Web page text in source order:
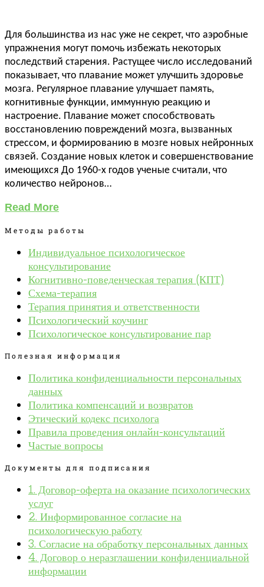
Для большинства из нас уже не секрет, что аэробные
упражнения могут помочь избежать некоторых
последствий старения. Растущее число исследований
показывает, что плавание может улучшить здоровье
мозга. Регулярное плавание улучшает память,
когнитивные функции, иммунную реакцию и
настроение. Плавание может способствовать
восстановлению повреждений мозга, вызванных
стрессом, и формированию в мозге новых нейронных
связей. Создание новых клеток и совершенствование
имеющихся До 1960-х годов ученые считали, что
количество нейронов…
Read More
Методы работы
Индивидуальное психологическое
консультирование
Когнитивно-поведенческая терапия (КПТ)
Схема-терапия
Терапия принятия и ответственности
Психологический коучинг
Психологическое консультирование пар
Полезная информация
Политика конфиденциальности персональных
данных
Политика компенсаций и возвратов
Этический кодекс психолога
Правила проведения онлайн-консультаций
Частые вопросы
Документы для подписания
1. Договор-оферта на оказание психологических
услуг
2. Информированное согласие на
психологическую работу
3. Согласие на обработку персональных данных
4. Договор о неразглашении конфиденциальной
информации